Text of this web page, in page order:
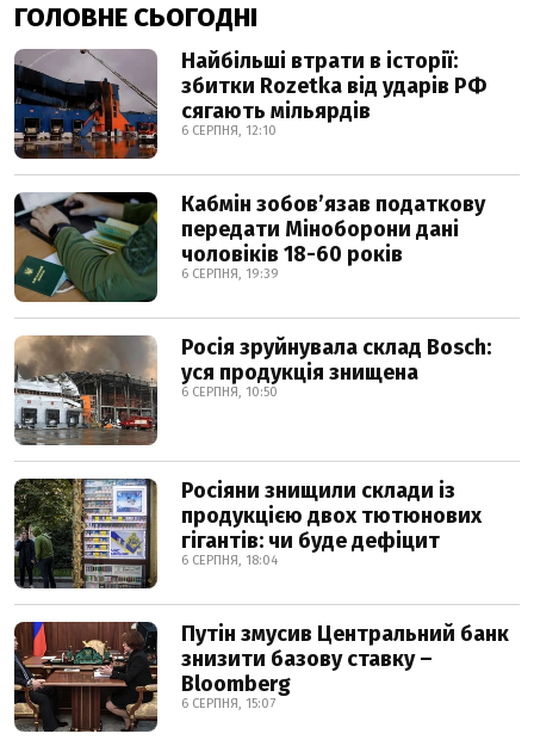
ГОЛОВНЕ СЬОГОДНІ
Найбільші втрати в історії:
збитки Rozetka від ударів РФ
сягають мільярдів
6 СЕРПНЯ, 12:10
Кабмін зобовʼязав податкову
передати Міноборони дані
чоловіків 18-60 років
6 СЕРПНЯ, 19:39
Росія зруйнувала склад Bosch:
уся продукція знищена
6 СЕРПНЯ, 10:50
Росіяни знищили склади із
продукцією двох тютюнових
гігантів: чи буде дефіцит
6 СЕРПНЯ, 18:04
Путін змусив Центральний банк
знизити базову ставку –
Bloomberg
6 СЕРПНЯ, 15:07